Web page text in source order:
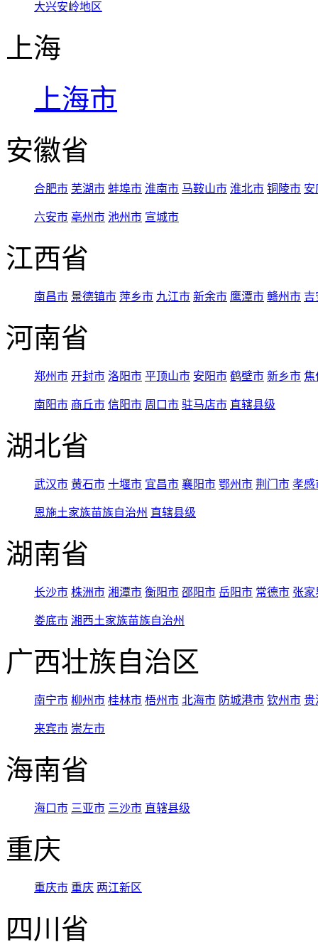
大兴安岭地区
上海
上海市
安徽省
合肥市 芜湖市 蚌埠市 淮南市 马鞍山市 淮北市 铜陵市 安
六安市 亳州市 池州市 宣城市
江西省
南昌市 景德镇市 萍乡市 九江市 新余市 鹰潭市 赣州市 吉
河南省
郑州市 开封市 洛阳市 平顶山市 安阳市 鹤壁市 新乡市 焦
南阳市 商丘市 信阳市 周口市 驻马店市 直辖县级
湖北省
武汉市 黄石市 十堰市 宜昌市 襄阳市 鄂州市 荆门市 孝感
恩施土家族苗族自治州 直辖县级
湖南省
长沙市 株洲市 湘潭市 衡阳市 邵阳市 岳阳市 常德市 张家
娄底市 湘西土家族苗族自治州
广西壮族自治区
南宁市 柳州市 桂林市 梧州市 北海市 防城港市 钦州市 贵
来宾市 崇左市
海南省
海口市 三亚市 三沙市 直辖县级
重庆
重庆市 重庆 两江新区
四川省